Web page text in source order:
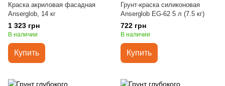
Краска акриловая фасадная
Anserglob, 14 кг
1 323 грн
В наличии
Купить
Грунт-краска силиконовая
Anserglob EG-62 5 л (7.5 кг)
722 грн
В наличии
Купить